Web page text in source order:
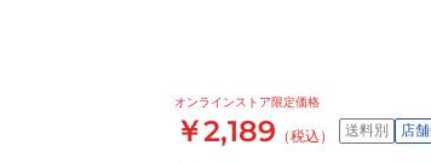
オンラインストア限定価格
￥2,189 （税込） 送料別 店